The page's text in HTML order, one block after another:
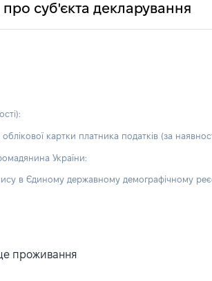
про суб'єкта декларування
картки платника податків (за
України:
в Єдиному державному демографічному
проживання